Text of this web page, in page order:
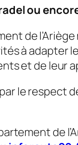
ou
de
à
et de
le respect
de